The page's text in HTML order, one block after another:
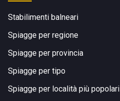
Stabilimenti balneari
Spiagge per regione
Spiagge per provincia
Spiagge per tipo
Spiagge per località più popolari